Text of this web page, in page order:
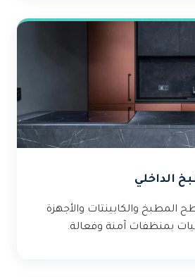
الداخلي
والكابينتات والأجهزة
بمنظفات آمنة وفعالة.